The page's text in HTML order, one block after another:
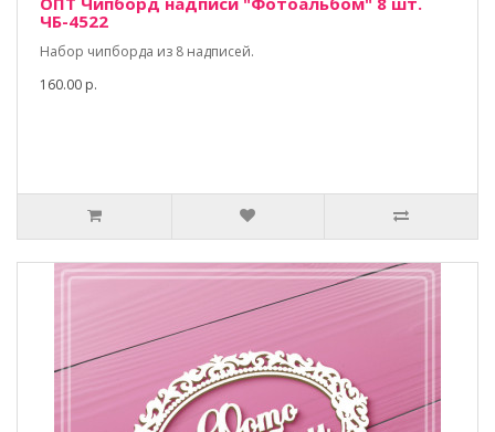
ЧБ-4522
Набор чипборда из 8 надписей.
160.00 р.